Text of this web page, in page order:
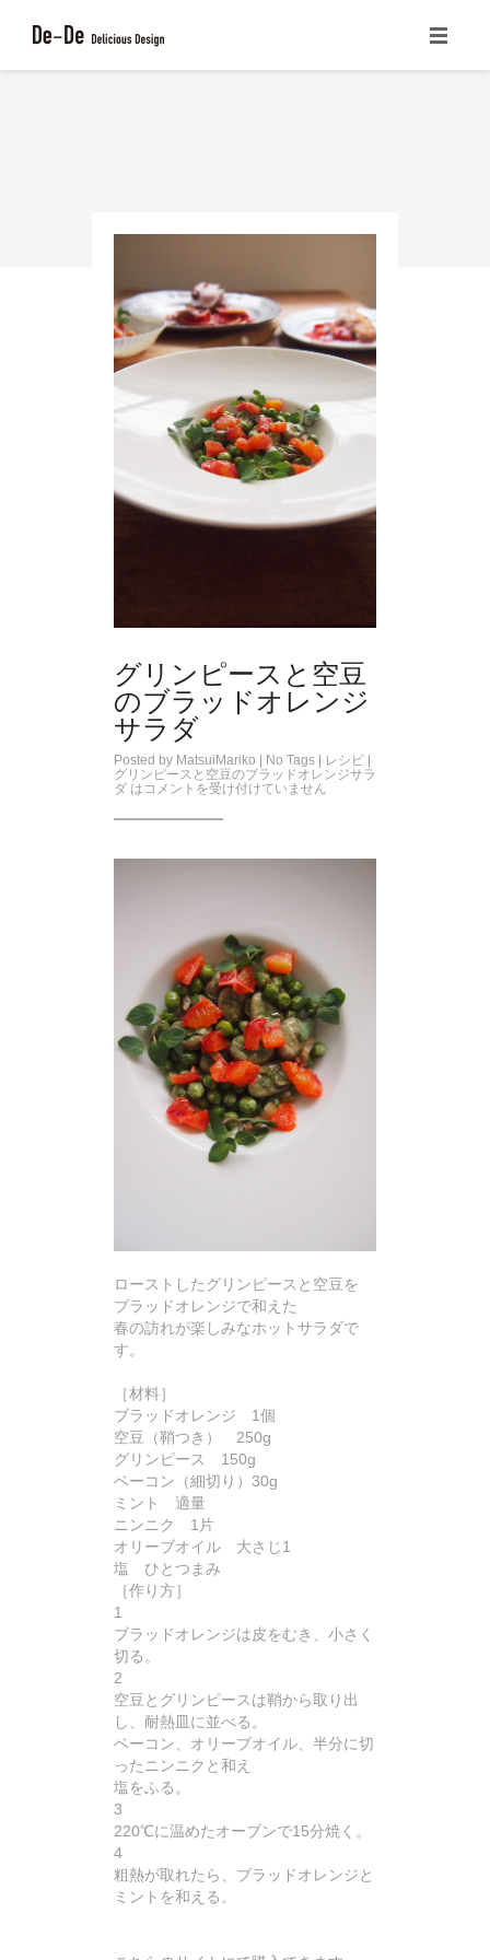
グリンピースと空豆
のブラッドオレンジ
サラダ
Posted by MatsuiMariko | No Tags | レシピ |
グリンピースと空豆のブラッドオレンジサラ
ダ は コメントを受け付けていません
ローストしたグリンピースと空豆を
ブラッドオレンジで和えた
春の訪れが楽しみなホットサラダで
す。
［材料］
ブラッドオレンジ 1個
空豆（鞘つき） 250g
グリンピース 150g
ベーコン（細切り）30g
ミント 適量
ニンニク 1片
オリーブオイル 大さじ1
塩 ひとつまみ
［作り方］
1
ブラッドオレンジは皮をむき、小さく
切る。
2
空豆とグリンピースは鞘から取り出
し、耐熱皿に並べる。
ベーコン、オリーブオイル、半分に切
ったニンニクと和え
塩をふる。
3
220℃に温めたオーブンで15分焼く。
4
粗熱が取れたら、ブラッドオレンジと
ミントを和える。